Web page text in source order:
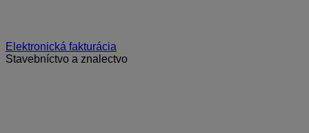
Elektronická fakturácia
Stavebníctvo a znalectvo